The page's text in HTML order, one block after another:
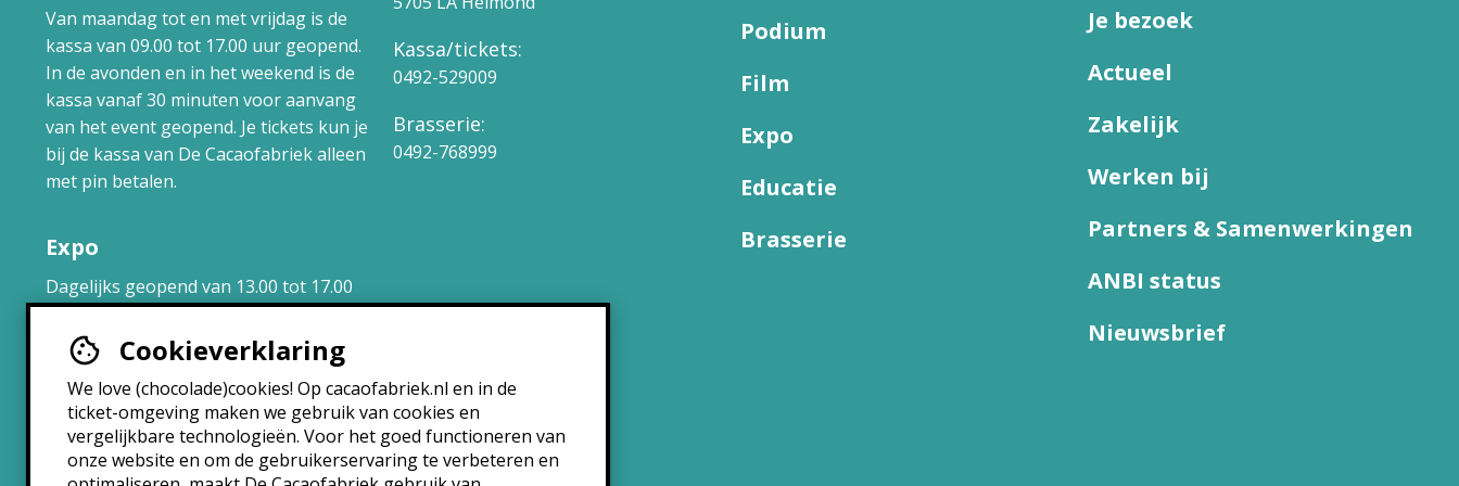
Cookieverklaring
We love (chocolade)cookies! Op cacaofabriek.nl en in de
ticket-omgeving maken we gebruik van cookies en
vergelijkbare technologieën. Voor het goed functioneren van
onze website en om de gebruikerservaring te verbeteren en
Van maandag tot en met vrijdag is de
kassa van 09.00 tot 17.00 uur geopend.
In de avonden en in het weekend is de
kassa vanaf 30 minuten voor aanvang
van het event geopend. Je tickets kun je
bij de kassa van De Cacaofabriek alleen
met pin betalen.
Expo
Dagelijks geopend van 13.00 tot 17.00
uur.
Brasserie
Maandag: 10:30 – 22:30
Dinsdag: 10:30 – 22:30
Woensdag: 10:30 – 22:30
Kassa/tickets:
0492-529009
Brasserie:
0492-768999
Podium
Film
Expo
Educatie
Brasserie
Je bezoek
Actueel
Zakelijk
Werken bij
Partners & Samenwerkingen
ANBI status
Nieuwsbrief